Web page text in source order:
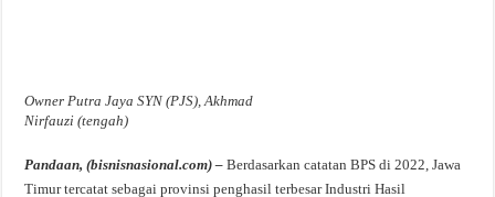
Owner Putra Jaya SYN (PJS), Akhmad
Nirfauzi (tengah)
Pandaan, (bisnisnasional.com) – Berdasarkan catatan BPS di 2022, Jawa
Timur tercatat sebagai provinsi penghasil terbesar Industri Hasil